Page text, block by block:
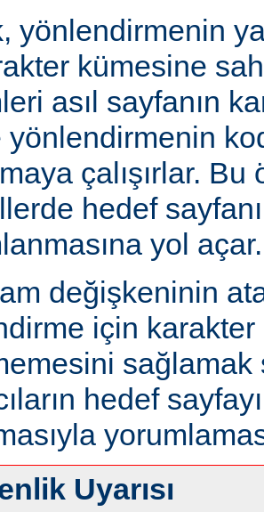
yönlendirmenin
kümesine
asıl sayfanın
çalışırlar.
hedef
yol açar.
değişkeninin
için karakter
sağlamak
hedef
Uyarısı